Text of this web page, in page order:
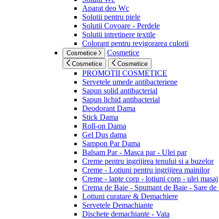
Aparat deo Wc
Solutii pentru piele
Solutii Covoare - Perdele
Solutii intretinere textile
Colorant pentru revigorarea culorii
Cosmetice Cosmetice
Cosmetice Cosmetice
PROMOTII COSMETICE
Servetele umede antibacteriene
Sapun solid antibacterial
Sapun lichid antibacterial
Deodorant Dama
Stick Dama
Roll-on Dama
Gel Dus dama
Sampon Par Dama
Balsam Par - Masca par - Ulei par
Creme pentru ingrijirea tenului si a buzelor
Creme - Lotiuni pentru ingrijirea mainilor
Creme - lapte corp - lotiuni corp - ulei masaj
Crema de Baie - Spumant de Baie - Sare de
Lotiuni curatare & Demachiere
Servetele Demachiante
Dischete demachiante - Vata